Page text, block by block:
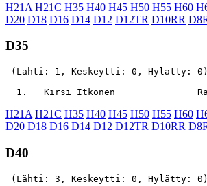
H21A H21C H35 H40 H45 H50 H55 H60
D20 D18 D16 D14 D12 D12TR D10RR
D35
(Lähti: 1, Keskeytti: 0, Hylätty: 0)
H21A H21C H35 H40 H45 H50 H55 H60
D20 D18 D16 D14 D12 D12TR D10RR
D40
(Lähti: 3, Keskeytti: 0, Hylätty: 0)